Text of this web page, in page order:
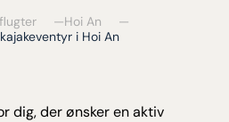
Hoi An
i Hoi An
dig, der ønsker en aktiv